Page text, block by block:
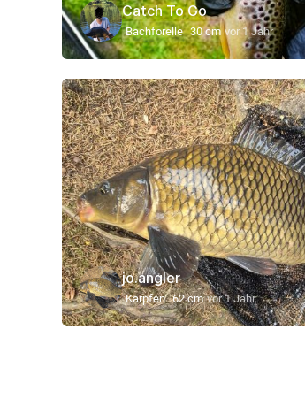
Catch To Go
Bachforelle 30 cm vor 1 Jahr
jo.angler
Karpfen 62 cm vor 1 Jahr